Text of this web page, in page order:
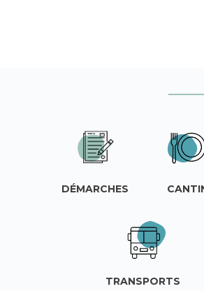
DÉMARCHES
TRANSPORTS